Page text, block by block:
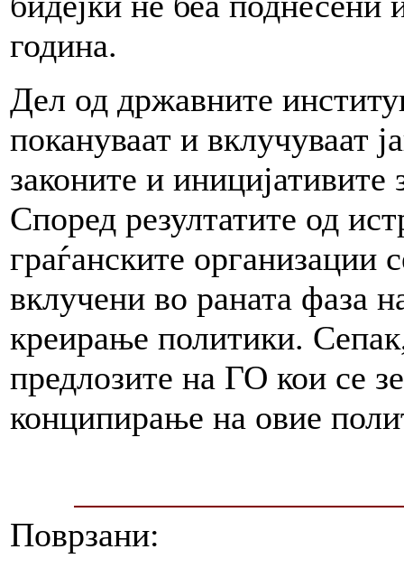
година.
Дел од државните
покануваат и вклучуваат
законите и
Според резултатите од
граѓанските организации
вклучени во раната фаза
креирање политики.
предлозите на ГО кои се
конципирање на овие
Поврзани: